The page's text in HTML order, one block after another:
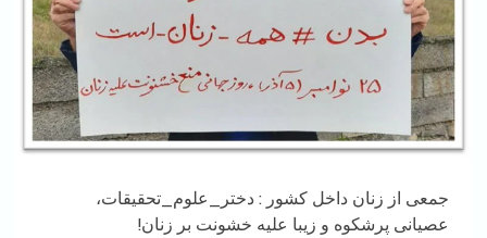
جمعی از زنان داخل کشور : دختر_علوم_تحقیقات،
عصیانی پرشکوه و زیبا علیه خشونت بر زنان!